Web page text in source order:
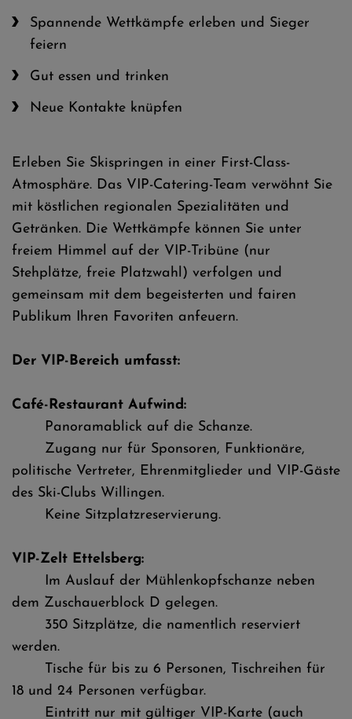
Spannende Wettkämpfe erleben und Sieger
feiern
Gut essen und trinken
Neue Kontakte knüpfen
Erleben Sie Skispringen in einer First-Class-
Atmosphäre. Das VIP-Catering-Team verwöhnt Sie
mit köstlichen regionalen Spezialitäten und
Getränken. Die Wettkämpfe können Sie unter
freiem Himmel auf der VIP-Tribüne (nur
Stehplätze, freie Platzwahl) verfolgen und
gemeinsam mit dem begeisterten und fairen
Publikum Ihren Favoriten anfeuern.
Der VIP-Bereich umfasst:
Café-Restaurant Aufwind:
Panoramablick auf die Schanze.
Zugang nur für Sponsoren, Funktionäre,
politische Vertreter, Ehrenmitglieder und VIP-Gäste
des Ski-Clubs Willingen.
Keine Sitzplatzreservierung.
VIP-Zelt Ettelsberg:
Im Auslauf der Mühlenkopfschanze neben
dem Zuschauerblock D gelegen.
350 Sitzplätze, die namentlich reserviert
werden.
Tische für bis zu 6 Personen, Tischreihen für
18 und 24 Personen verfügbar.
Eintritt nur mit gültiger VIP-Karte (auch